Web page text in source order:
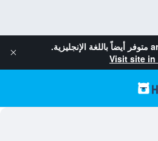
متوفر أيضاً باللغة الإنجليزية.
Visit site in